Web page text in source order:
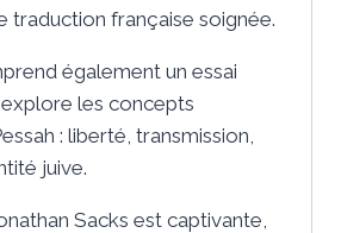
traduction française soignée.
également un essai
les concepts
: liberté, transmission,
juive.
Sacks est captivante,